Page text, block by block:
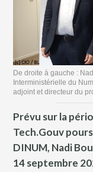
De droite à gauche :
Interministérielle du
adjoint et directeur du
Prévu sur la
Tech.Gouv
DINUM, Nadi
14 septembre